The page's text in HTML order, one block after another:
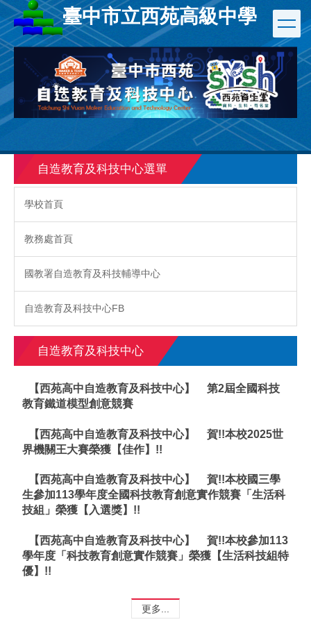
跳
到
主
要
內
容
區
臺中市立西苑高級中學
自造教育及科技中心選單
學校首頁
教務處首頁
國教署自造教育及科技輔導中心
自造教育及科技中心FB
自造教育及科技中心
【西苑高中自造教育及科技中心】
第2屆全國科技
教育鐵道模型創意競賽
【西苑高中自造教育及科技中心】
賀!!本校2025世
界機關王大賽榮獲【佳作】!!
【西苑高中自造教育及科技中心】
賀!!本校國三學
生參加113學年度全國科技教育創意實作競賽「生活科
技組」榮獲【入選獎】!!
【西苑高中自造教育及科技中心】
賀!!本校參加113
學年度「科技教育創意實作競賽」榮獲【生活科技組特
優】!!
更多...